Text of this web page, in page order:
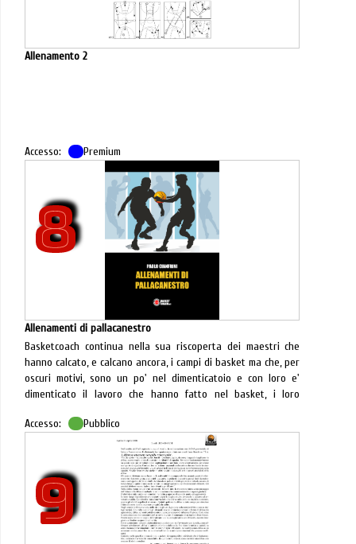
La teoria dell'armadio
di Gaetano Gebbia
Allenare nell'incertezza: le dinamiche adattive nella
pallacanestro giovanile,di Paolo Maurizio Messina.
Mai più uno contro zero
raggiungimento delle 96 pagine stamperemo in formato
cartaceo A4 la rivista completa!
Abbiamo pubblicato tre nuovi articoli:
La variabilità e l'interferenza contestuale nei modelli
emergenti di ricerca metodologica di
Paolo Maurizio Messina
I neuroni specchio e i giovani giocatori di pallacanestro di
Regolare l'attivazione: la chiave nascosta della
Giorgio Rovacchi.
Buona lettura!
Allenamento 2
8
Accesso: Premium
Allenamenti di pallacanestro
Basketcoach continua nella sua riscoperta dei maestri che
hanno calcato, e calcano ancora, i campi di basket ma che, per
oscuri motivi, sono un po' nel dimenticatoio e con loro e'
dimenticato il lavoro che hanno fatto nel basket, i loro
Acquista la versione cartacea
9
Accesso: Pubblico